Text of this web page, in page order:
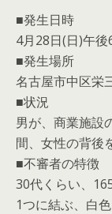
■発生日時
4月28日(日)午後
■発生場所
名古屋市中区栄
■状況
男が、商業施設
間、女性の背後
■不審者の特徴
30代くらい、
1つに結ぶ、白